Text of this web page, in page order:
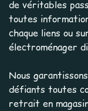
de véritables
toutes
chaque liens ou
électroménager
Nous
défiants toutes
retrait en